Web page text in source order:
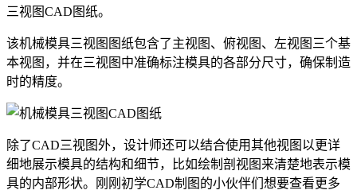
三视图CAD图纸。
该机械模具三视图图纸包含了主视图、俯视图、左视图三个基
本视图，并在三视图中准确标注模具的各部分尺寸，确保制造
时的精度。
除了CAD三视图外，设计师还可以结合使用其他视图以更详
细地展示模具的结构和细节，比如绘制剖视图来清楚地表示模
具的内部形状。刚刚 初学CAD制图的小伙伴们想要查看更多